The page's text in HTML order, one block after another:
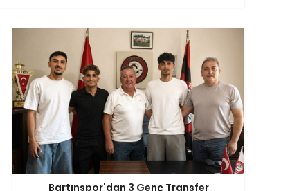
Bartınspor'dan 3 Genç Transfer